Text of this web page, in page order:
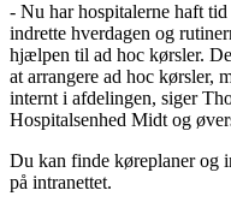
- Nu har hospitalerne haft
indrette hverdagen og
hjælpen til ad hoc kørsler.
at arrangere ad hoc kørsler,
internt i afdelingen, siger
Hospitalsenhed Midt og
Du kan finde køreplaner og
på intranettet.